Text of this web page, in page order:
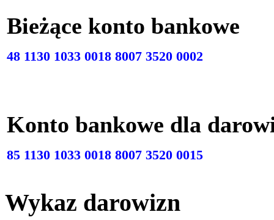
Bieżące konto
48 1130 1033 0018 8007 3520 0002
Konto bankowe dla
85 1130 1033 0018 8007 3520 0015
Wykaz darowizn